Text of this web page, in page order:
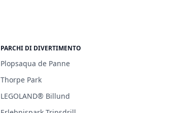
PARCHI DI DIVERTIMENTO
Plopsaqua de Panne
Thorpe Park
LEGOLAND® Billund